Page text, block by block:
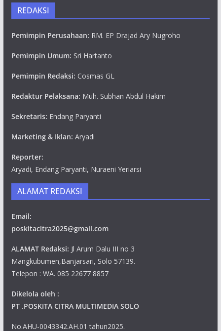
REDAKSI
Pemimpin Perusahaan: RM. EP Drajad Ary Nugroho
Pemimpin Umum: Sri Hartanto
Pemimpin Redaksi: Cosmas GL
Redaktur Pelaksana: Muh. Subhan Abdul Hakim
Sekretaris: Endang Paryanti
Marketing & Iklan: Aryadi
Reporter:
Aryadi, Endang Paryanti, Nuraeni Yeriarsi
ALAMAT REDAKSI
Email:
poskitacitra2025@gmail.com
ALAMAT Redaksi: Jl Arum Dalu III no 3
Mangkubumen,Banjarsari, Solo 57139.
Telepon : WA. 085 22677 8857
Dikelola oleh :
PT .POSKITA CITRA MULTIMEDIA SOLO
No.AHU-0043342.AH.01 tahun2025.